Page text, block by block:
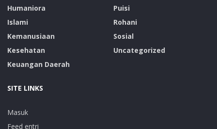
Humaniora
Islami
Kemanusiaan
Kesehatan
Keuangan Daerah
Puisi
Rohani
Sosial
Uncategorized
SITE LINKS
Masuk
Feed entri